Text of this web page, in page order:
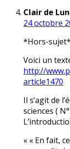
Clair de
24 octobre
*Hors-sujet*
Voici un
http://
article1470
Il s’agit de
sciences (
« « En fait,